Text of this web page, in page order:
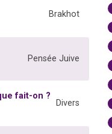
Brakhot
Pensée Juive
fait-on ?
Divers